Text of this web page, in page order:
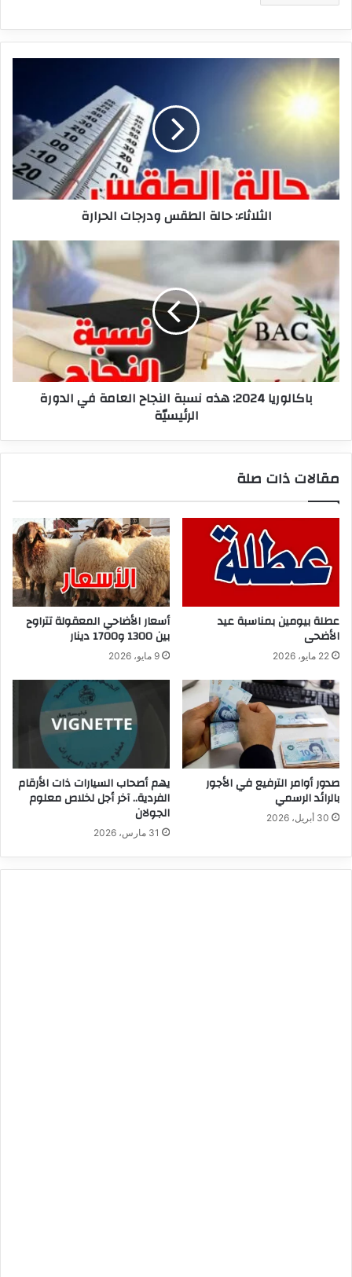
الثلاثاء:
حالة
الطقس
ودرجات
الثلاثاء: حالة الطقس ودرجات الحرارة
باكالوريا
نسبة
النجاح
العامة
في
الدورة
الرئيسيّة
باكالوريا 2024: هذه نسبة النجاح العامة في الدورة
الرئيسيّة
مقالات ذات صلة
عطلة بيومين بمناسبة عيد
الأضحى
22 مايو، 2026
أسعار الأضاحي المعقولة تتراوح
بين 1300 و1700 دينار
9 مايو، 2026
صدور أوامر الترفيع في الأجور
بالرائد الرسمي
30 أبريل، 2026
يهم أصحاب السيارات ذات الأرقام
الفردية.. آخر أجل لخلاص معلوم
الجولان
31 مارس، 2026